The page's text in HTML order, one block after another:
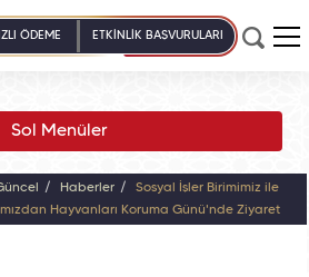
ÖDEME ETKİNLİK BAŞVURULARI
Sol Menüler
Haberler
Sosyal İşler Birimimiz ile
Hayvanları Koruma Günü'nde Ziyaret